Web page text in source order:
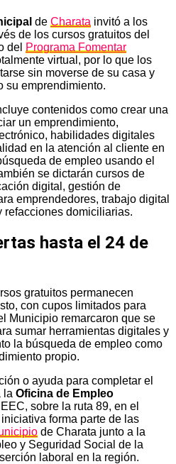
de Charata invitó a los
de los cursos gratuitos del
del Programa Fomentar
virtual, por lo que los
sin moverse de su casa y
su emprendimiento.
contenidos como crear una
un emprendimiento,
habilidades digitales
en la atención al cliente en
de empleo usando el
se dictarán cursos de
digital, gestión de
emprendedores, trabajo digital
refacciones domiciliarias.
hasta el 24 de
gratuitos permanecen
con cupos limitados para
Municipio remarcaron que se
sumar herramientas digitales y
la búsqueda de empleo como
propio.
o ayuda para completar el
la Oficina de Empleo
sobre la ruta 89, en el
forma parte de las
de Charata junto a la
y Seguridad Social de la
laboral en la región.